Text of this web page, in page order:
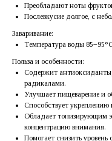
Преобладают ноты
Послевкусие долгое, с
Заваривание:
Температура воды
Польза и особенности:
Содержит
радикалами.
Улучшает пищеварение и
Способствует
Обладает тонизирующим
концентрацию внимания.
Помогает снизить уровень